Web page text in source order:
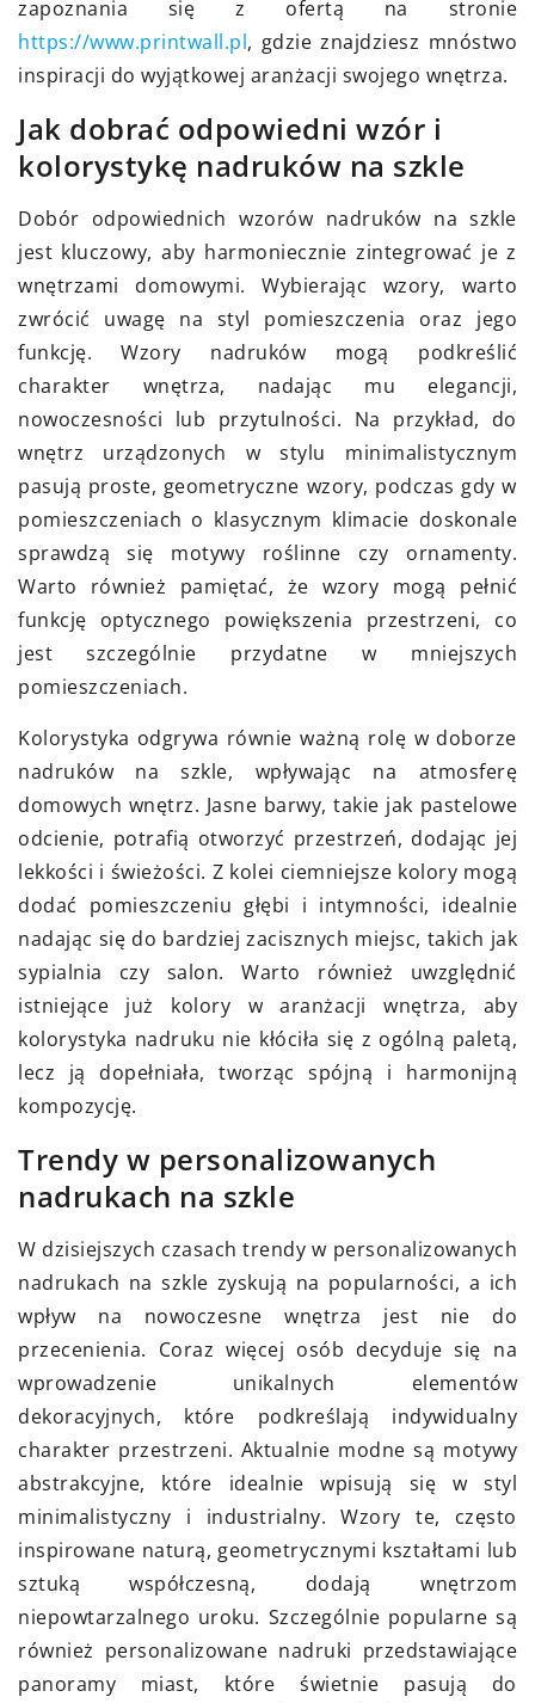
zapoznania się z ofertą na stronie
https://www.printwall.pl, gdzie znajdziesz mnóstwo
inspiracji do wyjątkowej aranżacji swojego wnętrza.
Jak dobrać odpowiedni wzór i
kolorystykę nadruków na szkle
Dobór odpowiednich wzorów nadruków na szkle
jest kluczowy, aby harmoniecznie zintegrować je z
wnętrzami domowymi. Wybierając wzory, warto
zwrócić uwagę na styl pomieszczenia oraz jego
funkcję. Wzory nadruków mogą podkreślić
charakter wnętrza, nadając mu elegancji,
nowoczesności lub przytulności. Na przykład, do
wnętrz urządzonych w stylu minimalistycznym
pasują proste, geometryczne wzory, podczas gdy w
pomieszczeniach o klasycznym klimacie doskonale
sprawdzą się motywy roślinne czy ornamenty.
Warto również pamiętać, że wzory mogą pełnić
funkcję optycznego powiększenia przestrzeni, co
jest szczególnie przydatne w mniejszych
pomieszczeniach.
Kolorystyka odgrywa równie ważną rolę w doborze
nadruków na szkle, wpływając na atmosferę
domowych wnętrz. Jasne barwy, takie jak pastelowe
odcienie, potrafią otworzyć przestrzeń, dodając jej
lekkości i świeżości. Z kolei ciemniejsze kolory mogą
dodać pomieszczeniu głębi i intymności, idealnie
nadając się do bardziej zacisznych miejsc, takich jak
sypialnia czy salon. Warto również uwzględnić
istniejące już kolory w aranżacji wnętrza, aby
kolorystyka nadruku nie kłóciła się z ogólną paletą,
lecz ją dopełniała, tworząc spójną i harmonijną
kompozycję.
Trendy w personalizowanych
nadrukach na szkle
W dzisiejszych czasach trendy w personalizowanych
nadrukach na szkle zyskują na popularności, a ich
wpływ na nowoczesne wnętrza jest nie do
przecenienia. Coraz więcej osób decyduje się na
wprowadzenie unikalnych elementów
dekoracyjnych, które podkreślają indywidualny
charakter przestrzeni. Aktualnie modne są motywy
abstrakcyjne, które idealnie wpisują się w styl
minimalistyczny i industrialny. Wzory te, często
inspirowane naturą, geometrycznymi kształtami lub
sztuką współczesną, dodają wnętrzom
niepowtarzalnego uroku. Szczególnie popularne są
również personalizowane nadruki przedstawiające
panoramy miast, które świetnie pasują do